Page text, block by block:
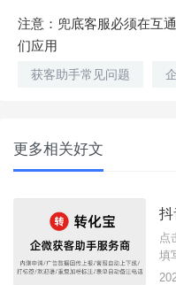
注意：兜底客服必须在互
们应用
获客助手常见问题
更多相关好文
点
填
面